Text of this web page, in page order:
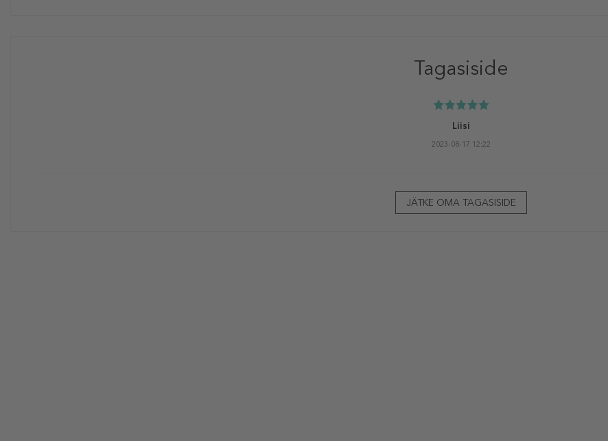
Tagasiside
Liisi
2023-08-17 12:22
JÄTKE OMA TAGASISIDE